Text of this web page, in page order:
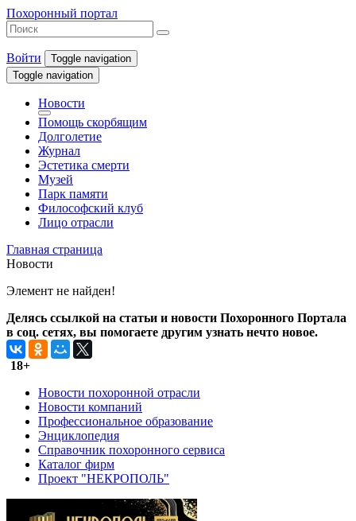
Похоронный портал
Войти
Toggle navigation
Toggle navigation
Новости
Помощь скорбящим
Долголетие
Журнал
Эстетика смерти
Музей
Парк памяти
Философский клуб
Лицо отрасли
Главная страница
Новости
Элемент не найден!
Делясь ссылкой на статьи и новости Похоронного Портала
в соц. сетях, вы помогаете другим узнать нечто новое.
18+
Новости похоронной отрасли
Новости компаний
Профессиональное образование
Энциклопедия
Справочник похоронного сервиса
Каталог фирм
Проект "НЕКРОПОЛЬ"